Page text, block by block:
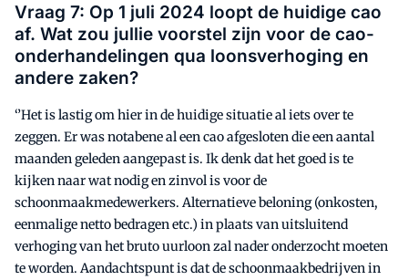
Vraag 7: Op 1 juli 2024 loopt de huidige cao
af. Wat zou jullie voorstel zijn voor de cao-
onderhandelingen qua loonsverhoging en
andere zaken?
‘’Het is lastig om hier in de huidige situatie al iets over te
zeggen. Er was notabene al een cao afgesloten die een aantal
maanden geleden aangepast is. Ik denk dat het goed is te
kijken naar wat nodig en zinvol is voor de
schoonmaakmedewerkers. Alternatieve beloning (onkosten,
eenmalige netto bedragen etc.) in plaats van uitsluitend
verhoging van het bruto uurloon zal nader onderzocht moeten
te worden. Aandachtspunt is dat de schoonmaakbedrijven in